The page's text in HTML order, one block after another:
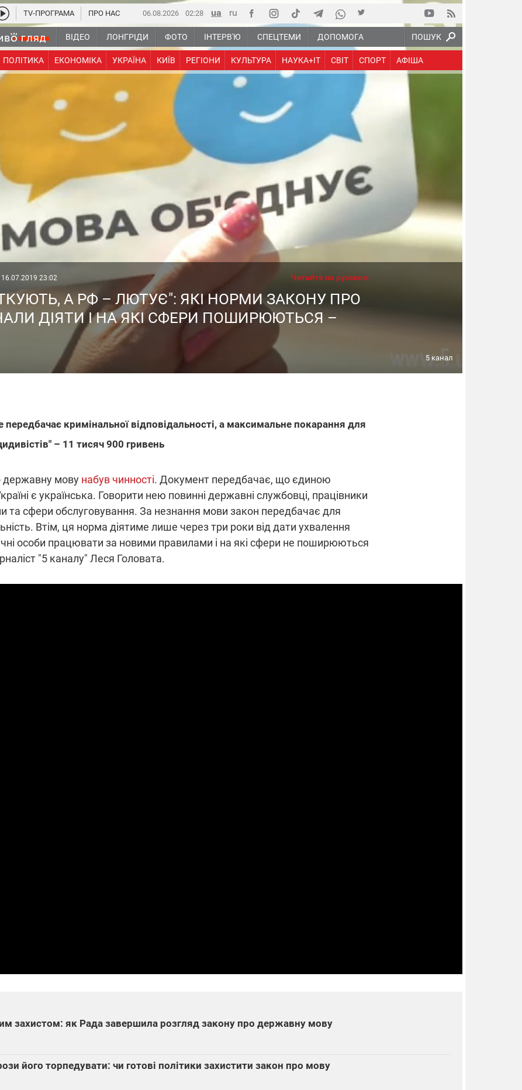
ПОШУК
06.08.2026 02:28
ВІДЕО ЛОНГРІДИ ФОТО ІНТЕРВ'Ю СПЕЦТЕМИ ДОПОМОГА
ПОЛІТИКА ЕКОНОМІКА УКРАЇНА КИЇВ РЕГІОНИ КУЛЬТУРА НАУКА+IT СВІТ СПОРТ АФІША
TV-ПРОГРАМА ПРО НАС
16.07.2019 23:02 Читайте на русском
А РФ – ЛЮТУЄ": ЯКІ НОРМИ ЗАКОНУ ПРО
ДІЯТИ І НА ЯКІ СФЕРИ ПОШИРЮЮТЬСЯ –
5 канал
кримінальної відповідальності, а максимальне покарання для
– 11 тисяч 900 гривень
державну мову набув чинності. Документ передбачає, що єдиною
є українська. Говорити нею повинні державні службовці, працівники
та сфери обслуговування. За незнання мови закон передбачає для
Втім, ця норма діятиме лише через три роки від дати ухвалення
особи працювати за новими правилами і на які сфери не поширюються
"5 каналу" Леся Головата.
захистом: як Рада завершила розгляд закону про державну мову
його торпедувати: чи готові політики захистити закон про мову